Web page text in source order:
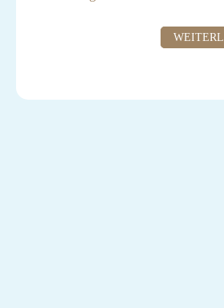
Producerin: Tschakawak Aghdasi